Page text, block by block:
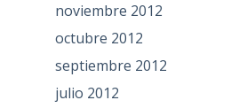
noviembre 2012
octubre 2012
septiembre 2012
julio 2012